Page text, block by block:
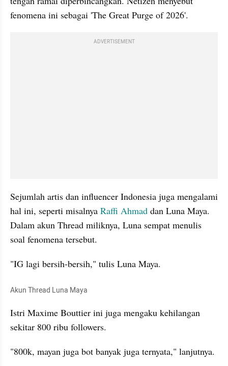
fenomena ini sebagai 'The Great Purge of 2026'.
ADVERTISEMENT
Sejumlah artis dan influencer Indonesia juga mengalami
hal ini, seperti misalnya Raffi Ahmad dan Luna Maya.
Dalam akun Thread miliknya, Luna sempat menulis
soal fenomena tersebut.
"IG lagi bersih-bersih," tulis Luna Maya.
Akun Thread Luna Maya
Istri Maxime Bouttier ini juga mengaku kehilangan
sekitar 800 ribu followers.
"800k, mayan juga bot banyak juga ternyata," lanjutnya.